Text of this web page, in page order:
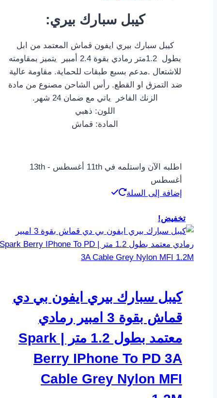
هو:
هو:
:كيبل سبارك بيري
كيبل سبارك بيري ايفون قماش المعتمد من ابل
بطول 1.2متر رمادي بقوة 2.4 أمبير يتميز بمقاومته
للاشتعال .مدعم بسبع طبقات للحماية. مقاومة عالية
ضد التمزق او القطع. رأس الشاحن مصنوع من مادة
الزنك الفاخر ياتي مع ضمان 24 شهر.
اللون: ذهبي
المادة: قماش
اطلبه الآن واستلمه في 11th أغسطس - 13th
أغسطس
إضافة إلى السلة
تخفيض!
كيبل سبارك بيري ايفون بي دي
قماش بقوة 3 امبير رمادي
معتمد بطول 1.2 متر | Spark
Berry IPhone To PD 3A
Cable Grey Nylon MFI